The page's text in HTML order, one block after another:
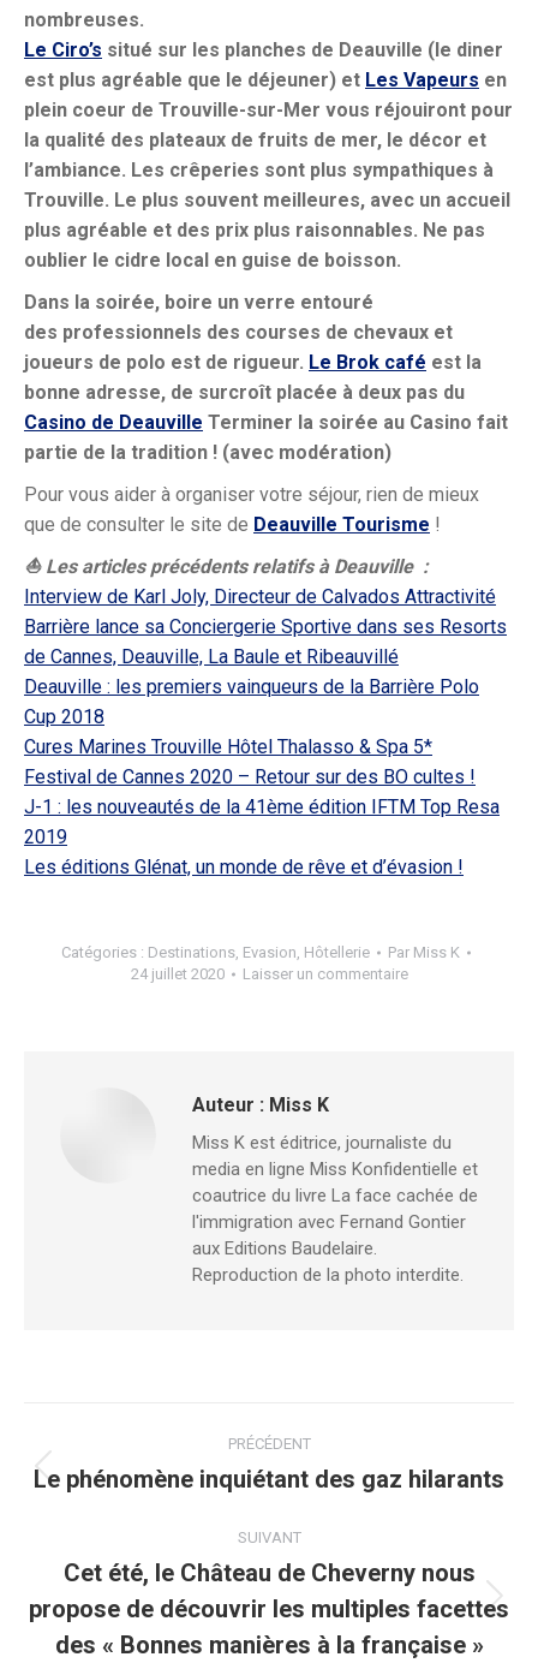
nombreuses.
Le Ciro’s situé sur les planches de Deauville (le diner
est plus agréable que le déjeuner) et Les Vapeurs en
plein coeur de Trouville-sur-Mer vous réjouiront pour
la qualité des plateaux de fruits de mer, le décor et
l’ambiance. Les crêperies sont plus sympathiques à
Trouville. Le plus souvent meilleures, avec un accueil
plus agréable et des prix plus raisonnables. Ne pas
oublier le cidre local en guise de boisson.
Dans la soirée, boire un verre entouré
des professionnels des courses de chevaux et
joueurs de polo est de rigueur. Le Brok café est la
bonne adresse, de surcroît placée à deux pas du
Casino de Deauville Terminer la soirée au Casino fait
partie de la tradition ! (avec modération)
Pour vous aider à organiser votre séjour, rien de mieux
que de consulter le site de Deauville Tourisme !
⛵ Les articles précédents relatifs à Deauville :
Interview de Karl Joly, Directeur de Calvados Attractivité
Barrière lance sa Conciergerie Sportive dans ses Resorts
de Cannes, Deauville, La Baule et Ribeauvillé
Deauville : les premiers vainqueurs de la Barrière Polo
Cup 2018
Cures Marines Trouville Hôtel Thalasso & Spa 5*
Festival de Cannes 2020 – Retour sur des BO cultes !
J-1 : les nouveautés de la 41ème édition IFTM Top Resa
2019
Les éditions Glénat, un monde de rêve et d’évasion !
Catégories : Destinations, Evasion, Hôtellerie Par Miss K
24 juillet 2020
Laisser un commentaire
Auteur : Miss K
Miss K est éditrice, journaliste du
media en ligne Miss Konfidentielle et
coautrice du livre La face cachée de
l'immigration avec Fernand Gontier
aux Editions Baudelaire.
Reproduction de la photo interdite.
article
PRÉCÉDENT
Article
:
Le phénomène inquiétant des gaz hilarants
SUIVANT
Article
suivant
Cet été, le Château de Cheverny nous
propose de découvrir les multiples facettes
des « Bonnes manières à la française »